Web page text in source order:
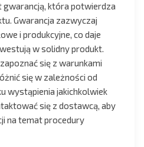
która potwierdza
Gwarancja zazwyczaj
i produkcyjne, co daje
w solidny produkt.
się z warunkami
się w zależności od
wystąpienia jakichkolwiek
się z dostawcą, aby
na temat procedury